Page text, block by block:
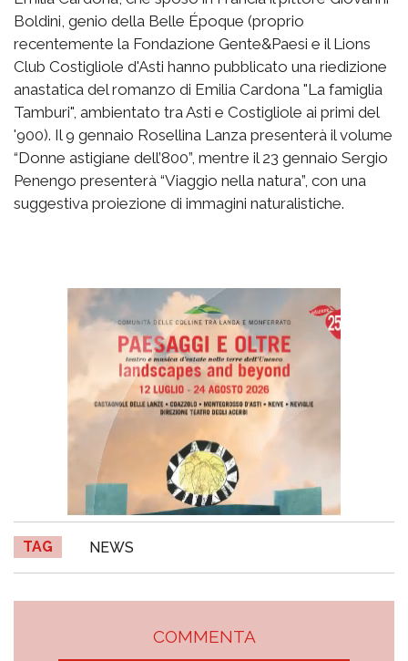
Boldini, genio della Belle Époque (proprio
recentemente la Fondazione Gente&Paesi e il Lions
Club Costigliole d'Asti hanno pubblicato una riedizione
anastatica del romanzo di Emilia Cardona "La famiglia
Tamburi", ambientato tra Asti e Costigliole ai primi del
'900). Il 9 gennaio Rosellina Lanza presenterà il volume
“Donne astigiane dell’800”, mentre il 23 gennaio Sergio
Penengo presenterà “Viaggio nella natura”, con una
suggestiva proiezione di immagini naturalistiche.
TAG NEWS
COMMENTA